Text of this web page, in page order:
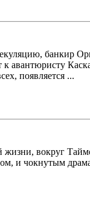
банкир
авантюристу
появляется ...
жизни, вокруг
и чокнутым